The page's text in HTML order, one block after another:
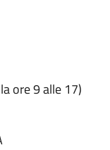
ore 9 alle 17)